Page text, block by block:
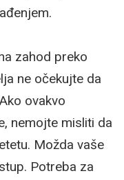
zahod preko
ne očekujte da
ovakvo
nemojte misliti da
Možda vaše
Potreba za